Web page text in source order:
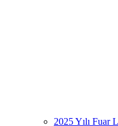
2025 Yılı Fuar